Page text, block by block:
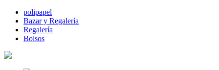
polipapel
Bazar y Regalería
Regalería
Bolsos